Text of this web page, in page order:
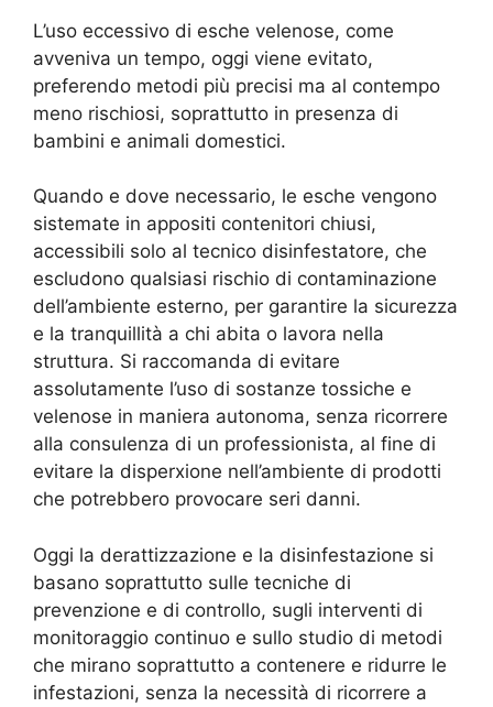
L’uso eccessivo di esche velenose, come
avveniva un tempo, oggi viene evitato,
preferendo metodi più precisi ma al contempo
meno rischiosi, soprattutto in presenza di
bambini e animali domestici.
Quando e dove necessario, le esche vengono
sistemate in appositi contenitori chiusi,
accessibili solo al tecnico disinfestatore, che
escludono qualsiasi rischio di contaminazione
dell’ambiente esterno, per garantire la sicurezza
e la tranquillità a chi abita o lavora nella
struttura. Si raccomanda di evitare
assolutamente l’uso di sostanze tossiche e
velenose in maniera autonoma, senza ricorrere
alla consulenza di un professionista, al fine di
evitare la disperxione nell’ambiente di prodotti
che potrebbero provocare seri danni.
Oggi la derattizzazione e la disinfestazione si
basano soprattutto sulle tecniche di
prevenzione e di controllo, sugli interventi di
monitoraggio continuo e sullo studio di metodi
che mirano soprattutto a contenere e ridurre le
infestazioni, senza la necessità di ricorrere a